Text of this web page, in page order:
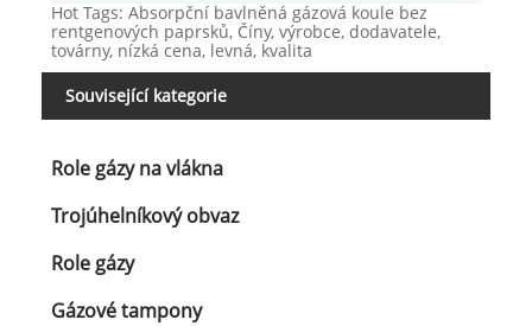
Hot Tags: Absorpční bavlněná gázová koule bez
rentgenových paprsků, Číny, výrobce, dodavatele,
továrny, nízká cena, levná, kvalita
Související kategorie
Role gázy na vlákna
Trojúhelníkový obvaz
Role gázy
Gázové tampony